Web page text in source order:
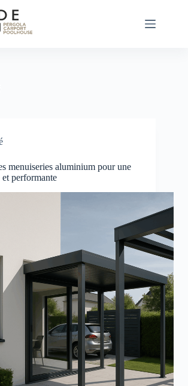
menuiseries aluminium pour une
performante